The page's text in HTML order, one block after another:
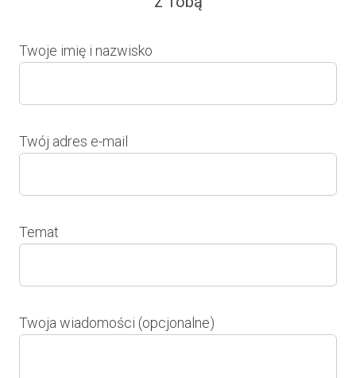
Twoje imię i nazwisko
Twój adres e-mail
Temat
Twoja wiadomości (opcjonalne)